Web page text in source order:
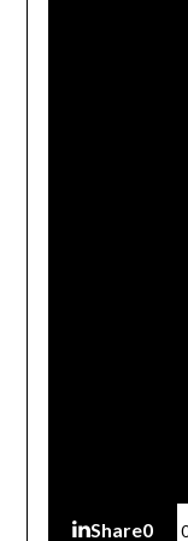
Share0